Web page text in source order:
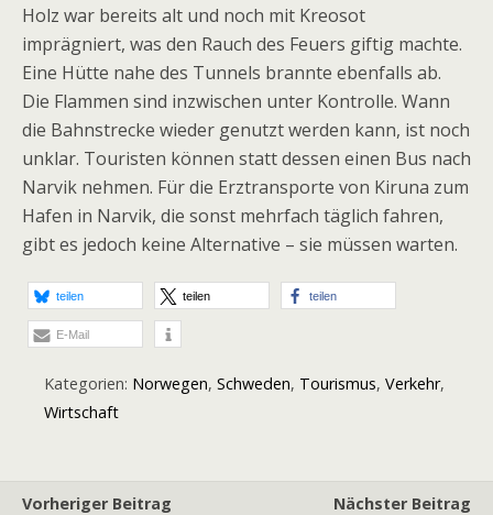
Holz war bereits alt und noch mit Kreosot
imprägniert, was den Rauch des Feuers giftig machte.
Eine Hütte nahe des Tunnels brannte ebenfalls ab.
Die Flammen sind inzwischen unter Kontrolle. Wann
die Bahnstrecke wieder genutzt werden kann, ist noch
unklar. Touristen können statt dessen einen Bus nach
Narvik nehmen. Für die Erztransporte von Kiruna zum
Hafen in Narvik, die sonst mehrfach täglich fahren,
gibt es jedoch keine Alternative – sie müssen warten.
teilen teilen teilen
E-Mail
Kategorien: Norwegen, Schweden, Tourismus, Verkehr,
Wirtschaft
Vorheriger Beitrag
Nächster Beitrag